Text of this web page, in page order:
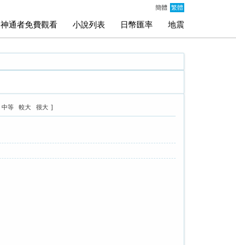
簡體 繁體
神通者免費觀看 小說列表 日幣匯率 地震
中等 較大 很大 ]